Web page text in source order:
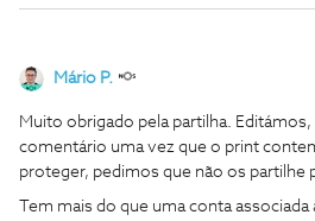
Mário P.
Muito obrigado pela partilha.
comentário uma vez que o print
proteger, pedimos que não os partilhe
Tem mais do que uma conta associada